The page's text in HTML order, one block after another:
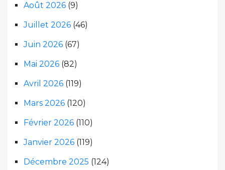
Août 2026 (9)
Juillet 2026 (46)
Juin 2026 (67)
Mai 2026 (82)
Avril 2026 (119)
Mars 2026 (120)
Février 2026 (110)
Janvier 2026 (119)
Décembre 2025 (124)